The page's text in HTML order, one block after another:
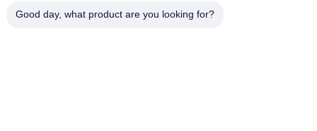
Abstandshalter
für die Vernichtung
Good day, what product are you looking for?